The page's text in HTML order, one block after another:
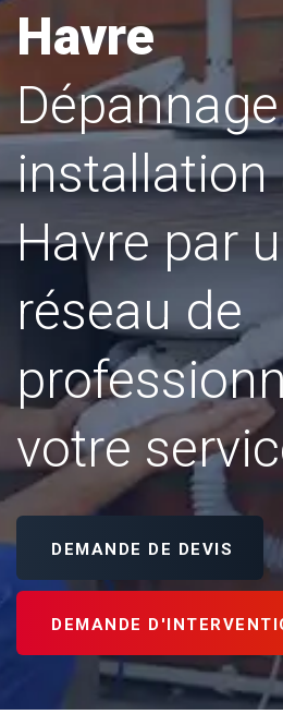
Havre
installation
Havre par
réseau de
votre
DEMANDE DE DEVIS
DEMANDE